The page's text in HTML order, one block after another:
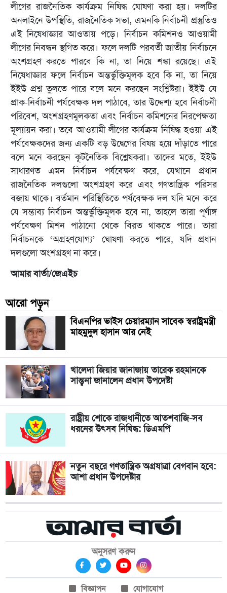
লীগের রাজনৈতিক কার্যক্রম নিষিদ্ধ ঘোষণা করা হয়। দলটির
অনলাইনে উপস্থিতি, রাজনৈতিক সভা, এমনকি নির্বাচনী প্রস্তুতিও
এই নিষেধাজ্ঞার আওতায় পড়ে। নির্বাচন কমিশনও আওয়ামী
লীগের নিবন্ধন স্থগিত করে। ফলে দলটি পরবর্তী জাতীয় নির্বাচনে
অংশগ্রহণ করতে পারবে কি না, তা নিয়ে শঙ্কা রয়েছে। এই
নিষেধাজ্ঞার ফলে নির্বাচন অন্তর্ভুক্তিমূলক হবে কি না, তা নিয়ে
ইইউ প্রশ্ন তুলতে পারে বলে মনে করছেন সংশ্লিষ্টরা। ইইউ যে
প্রাক-নির্বাচনী পর্যবেক্ষক দল পাঠাবে, তার উদ্দেশ্য হবে নির্বাচনী
পরিবেশ, অংশগ্রহণমূলকতা এবং নির্বাচন কমিশনের নিরপেক্ষতা
মূল্যায়ন করা। তবে আওয়ামী লীগের কার্যক্রম নিষিদ্ধ হওয়া এই
পর্যবেক্ষকদের জন্য একটি বড় উদ্বেগের বিষয় হয়ে দাঁড়াতে পারে
বলে মনে করছেন কূটনৈতিক বিশ্লেষকরা। তাদের মতে, ইইউ
সাধারণত এমন নির্বাচন পর্যবেক্ষণ করে, যেখানে প্রধান
রাজনৈতিক দলগুলো অংশগ্রহণ করে এবং গণতান্ত্রিক পরিসর
বজায় থাকে। বর্তমান পরিস্থিতিতে পর্যবেক্ষক দল যদি মনে করে
যে সম্ভাব্য নির্বাচন অন্তর্ভুক্তিমূলক হবে না, তাহলে তারা পূর্ণাঙ্গ
পর্যবেক্ষণ মিশন পাঠানো থেকে বিরত থাকতে পারে। তারা
নির্বাচনকে ‘অগ্রহণযোগ্য’ ঘোষণা করতে পারে, যদি প্রধান
দলগুলো অংশগ্রহণ না করে।
আমার বার্তা/জেএইচ
আরো পড়ুন
বিএনপির ভাইস চেয়ারম্যান সাবেক স্বরাষ্ট্রমন্ত্রী
মাহমুদুল হাসান আর নেই
খালেদা জিয়ার জানাজায় তারেক রহমানকে
সান্ত্বনা জানালেন প্রধান উপদেষ্টা
রাষ্ট্রীয় শোকে রাজধানীতে আতশবাজি-সব
ধরনের উৎসব নিষিদ্ধ: ডিএমপি
নতুন বছরে গণতান্ত্রিক অগ্রযাত্রা বেগবান হবে:
আশা প্রধান উপদেষ্টার
অনুসরণ করুন
বিজ্ঞাপন যোগাযোগ